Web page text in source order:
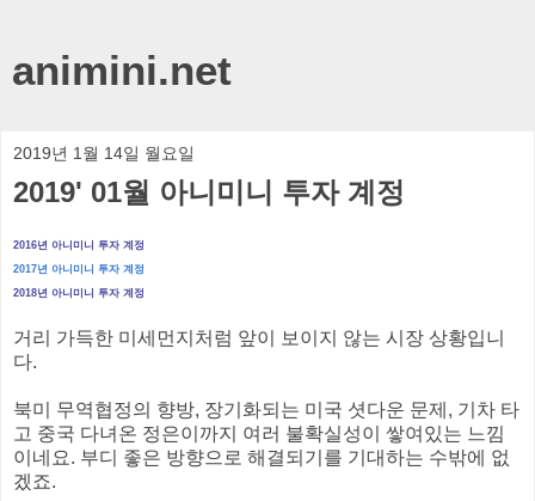
animini.net
2019년 1월 14일 월요일
2019' 01월 아니미니 투자 계정
2016년 아니미니 투자 계정
2017년 아니미니 투자 계정
2018년 아니미니 투자 계정
거리 가득한 미세먼지처럼 앞이 보이지 않는 시장 상황입니
다.
북미 무역협정의 향방, 장기화되는 미국 셧다운 문제, 기차 타
고 중국 다녀온 정은이까지 여러 불확실성이 쌓여있는 느낌
이네요. 부디 좋은 방향으로 해결되기를 기대하는 수밖에 없
겠죠.